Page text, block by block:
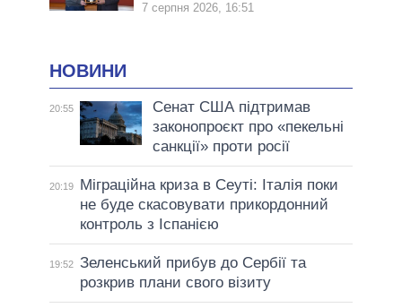
7 серпня 2026, 16:51
НОВИНИ
20:55
Сенат США підтримав
законопроєкт про «пекельні
санкції» проти росії
20:19
Міграційна криза в Сеуті: Італія поки
не буде скасовувати прикордонний
контроль з Іспанією
19:52 Зеленський прибув до Сербії та
розкрив плани свого візиту